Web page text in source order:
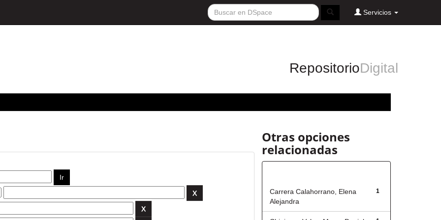
Servicios
RepositorioDigital
Otras opciones
relacionadas
1
Carrera Calahorrano, Elena
Alejandra